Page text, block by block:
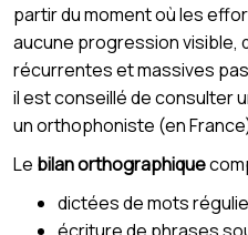
partir du moment où les
aucune progression visible,
récurrentes et massives
il est conseillé de consulter
un orthophoniste (en
Le bilan orthographique
dictées de mots